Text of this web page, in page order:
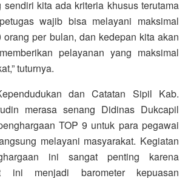
sendiri kita ada kriteria khusus terutama
wajib bisa melayani maksimal
orang per bulan, dan kedepan kita akan
pelayanan yang maksimal
tuturnya.
dan Catatan Sipil Kab.
merasa senang Didinas Dukcapil
TOP 9 untuk para pegawai
melayani masyarakat. Kegiatan
ini sangat penting karena
ini menjadi barometer kepuasan